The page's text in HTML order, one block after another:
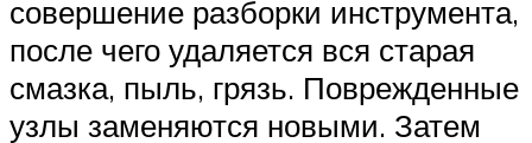
совершение разборки инструмента,
после чего удаляется вся старая
смазка, пыль, грязь. Поврежденные
узлы заменяются новыми. Затем